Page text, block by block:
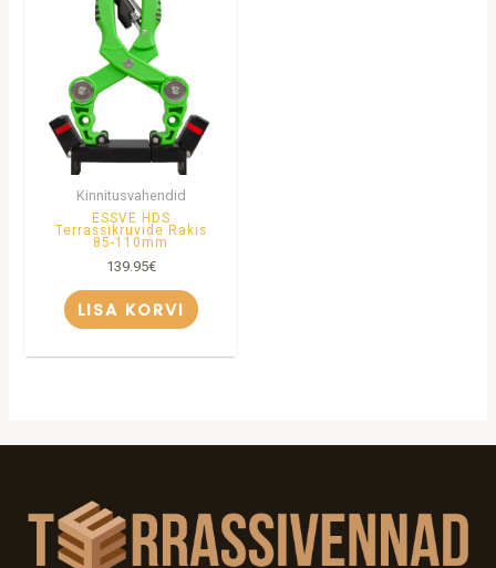
Kinnitusvahendid
ESSVE HDS
Terrassikruvide Rakis
85-110mm
139.95€
LISA KORVI